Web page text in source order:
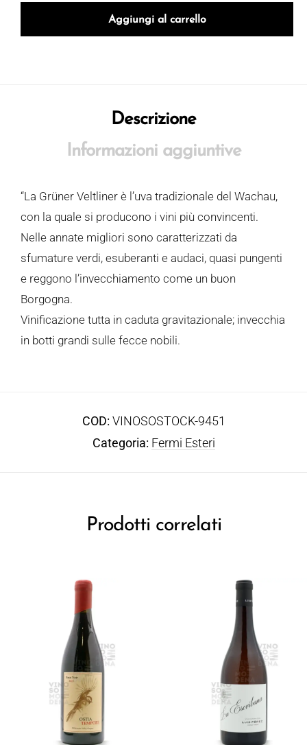
Aggiungi al carrello
Descrizione
Informazioni aggiuntive
“La Grüner Veltliner è l’uva tradizionale del Wachau,
con la quale si producono i vini più convincenti.
Nelle annate migliori sono caratterizzati da
sfumature verdi, esuberanti e audaci, quasi pungenti
e reggono l’invecchiamento come un buon
Borgogna.
Vinificazione tutta in caduta gravitazionale; invecchia
in botti grandi sulle fecce nobili.
COD: VINOSOSTOCK-9451
Categoria: Fermi Esteri
Prodotti correlati